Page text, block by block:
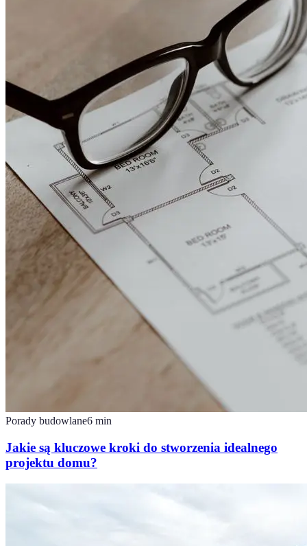
Porady budowlane6 min
Jakie są kluczowe kroki do stworzenia idealnego
projektu domu?